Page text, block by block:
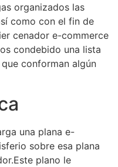
organizados las
como con el fin de
cenador e-commerce
condebido una lista
conforman algún
una plana e-
sobre esa plana
plano le